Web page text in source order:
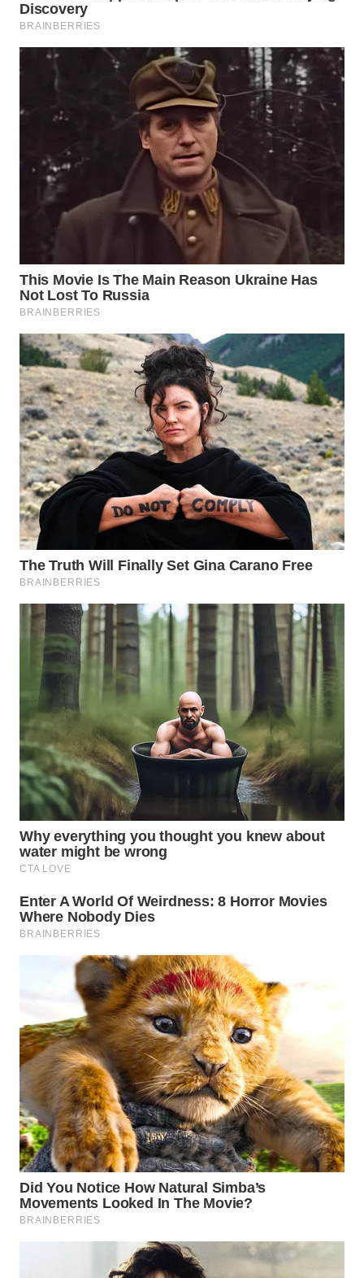
WN
DANAU
TOBA
NIAS
WN
LANGKAT
WN
WN
TANJUNG
WN
KARO
WN
SIMALUNGUN
WN
LABUHANBATU
WN
TAPANULI
TENGAH
WN DELI
SERDANG
TEBING
TINGGI
WN
PAKPAK
WN
KARAWANG
BEKASI
BOGOR
DEPOK
WN
TAPANULI
UTARA
WN
SAMOSIR
WN
PADANG